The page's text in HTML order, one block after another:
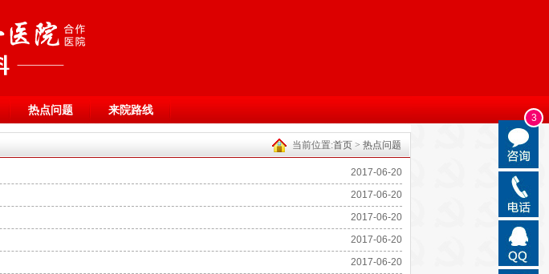
3
热点问题 来院路线
当前位置:首页 > 热点问题
2017-06-20
2017-06-20
2017-06-20
2017-06-20
2017-06-20